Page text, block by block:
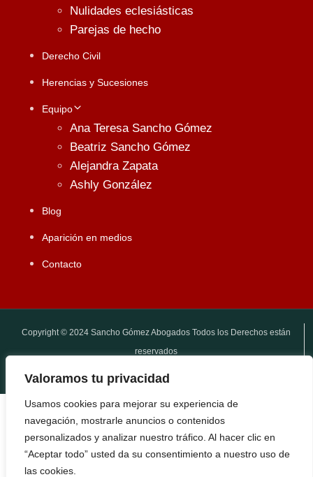
Valoramos tu privacidad
Usamos cookies para mejorar su experiencia de
navegación, mostrarle anuncios o contenidos
personalizados y analizar nuestro tráfico. Al hacer clic en
“Aceptar todo” usted da su consentimiento a nuestro uso de
las cookies.
Nulidades eclesiásticas
Parejas de hecho
Derecho Civil
Herencias y Sucesiones
Equipo
Ana Teresa Sancho Gómez
Beatriz Sancho Gómez
Alejandra Zapata
Ashly González
Blog
Aparición en medios
Contacto
Copyright © 2024 Sancho Gómez Abogados Todos los Derechos están
reservados